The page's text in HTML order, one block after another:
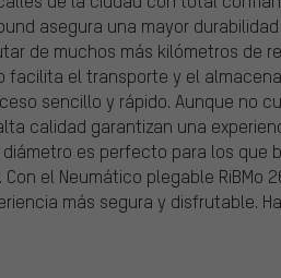
asegura una mayor
de muchos más kilómetros de
facilita el transporte y el
sencillo y rápido. Aunque no
calidad garantizan una
es perfecto para los que
el Neumático plegable RiBMo
más segura y disfrutable.